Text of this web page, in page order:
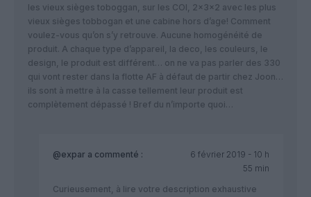
les vieux sièges toboggan, sur les COI, 2x3x2 avec les plus
vieux sièges tobbogan et une cabine hors d’age! Comment
voulez-vous qu’on s’y retrouve. Aucune homogénéité de
produit. A chaque type d’appareil, la deco, les couleurs, le
design, le produit est différent… on ne va pas parler des 330
qui vont rester dans la flotte AF à défaut de partir chez Joon…
ils sont à mettre à la casse tellement leur produit est
complètement dépassé ! Bref du n’importe quoi…
@expar a commenté :
6 février 2019 - 10 h
55 min
Curieusement, à lire votre description exhaustive